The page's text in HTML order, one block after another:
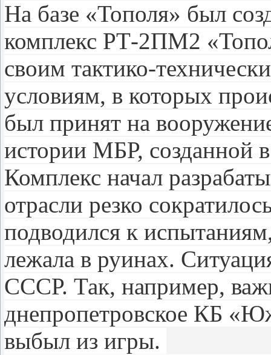
На базе «Тополя» был
комплекс РТ-2ПМ2
своим тактико-
условиям, в которых
был принят на
истории МБР, созданной
Комплекс начал
отрасли резко
подводился к
лежала в руинах.
СССР. Так, например,
днепропетровское КБ
выбыл из игры.